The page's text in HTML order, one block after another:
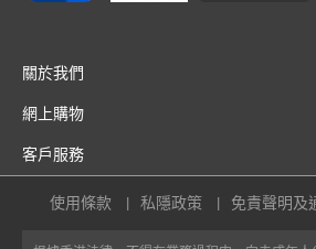
關於我們
網上購物
客戶服務
使用條款 私隱政策 免責聲明及